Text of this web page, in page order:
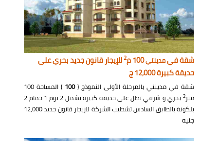
شقة فيمدينتي100 م 2للإيجار قانون جديد بحري على
حديقة كبيرة 12,000 ج
شقة في مدينتي بالمرحلة الأولى النموذج (100
) المساحة 100
متر2
بحري و شرقي تطل على حديقة كبيرة تشمل 2 نوم 1 حمام 2
بلكونة بالطابق السادس تشطيب الشركة للإيجار قانون جديد 12,000
جنيه